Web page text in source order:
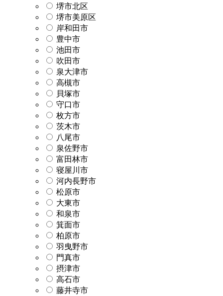
堺市北区
堺市美原区
岸和田市
豊中市
池田市
吹田市
泉大津市
高槻市
貝塚市
守口市
枚方市
茨木市
八尾市
泉佐野市
富田林市
寝屋川市
河内長野市
松原市
大東市
和泉市
箕面市
柏原市
羽曳野市
門真市
摂津市
高石市
藤井寺市